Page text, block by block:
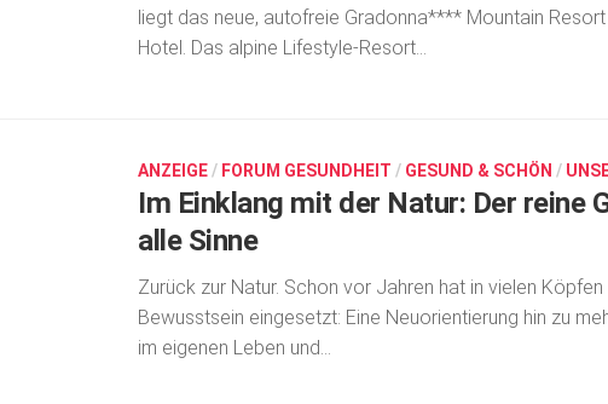
liegt das neue, autofreie Gradonna**** Mountain
Hotel. Das alpine Lifestyle-Resort...
ANZEIGE / FORUM GESUNDHEIT / GESUND & SCHÖN /
Im Einklang mit der Natur: Der reine
alle Sinne
Zurück zur Natur. Schon vor Jahren hat in vielen Köpfen
Bewusstsein eingesetzt: Eine Neuorientierung hin zu
im eigenen Leben und...